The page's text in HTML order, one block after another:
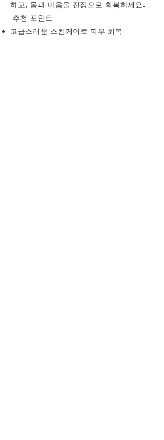
하고, 몸과 마음을 진정으로 회복하세요.
추천 포인트
고급스러운 스킨케어로 피부 회복